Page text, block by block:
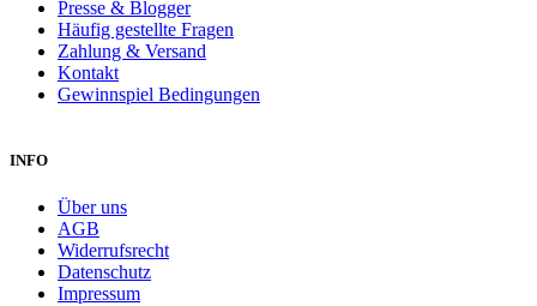
Presse & Blogger
Häufig gestellte Fragen
Zahlung & Versand
Kontakt
Gewinnspiel Bedingungen
INFO
Über uns
AGB
Widerrufsrecht
Datenschutz
Impressum